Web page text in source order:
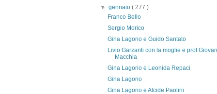
▼gennaio( 277 )
Franco Bello
Sergio Morico
Gina Lagorio e Guido Santato
Livio Garzanti con la moglie e
Macchia
Gina Lagorio e Leonida Repaci
Gina Lagorio
Gina Lagorio e Alcide Paolini